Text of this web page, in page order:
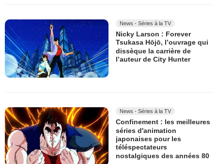
News - Séries à la TV
Nicky Larson : Forever
Tsukasa Hōjō, l’ouvrage qui
dissèque la carrière de
l’auteur de City Hunter
News - Séries à la TV
Confinement : les meilleures
séries d'animation
japonaises pour les
téléspectateurs
nostalgiques des années 80